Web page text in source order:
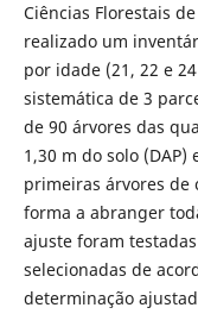
Ciências Florestais
realizado um
por idade (21, 22 e
sistemática de 3
de 90 árvores das
1,30 m do solo
primeiras árvores de
forma a abranger
ajuste foram
selecionadas de
determinação